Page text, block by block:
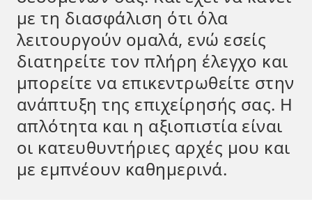
με τη διασφάλιση ότι όλα
λειτουργούν ομαλά, ενώ εσείς
διατηρείτε τον πλήρη έλεγχο και
μπορείτε να επικεντρωθείτε στην
ανάπτυξη της επιχείρησής σας. Η
απλότητα και η αξιοπιστία είναι
οι κατευθυντήριες αρχές μου και
με εμπνέουν καθημερινά.